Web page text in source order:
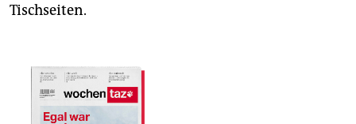
Tischseiten.